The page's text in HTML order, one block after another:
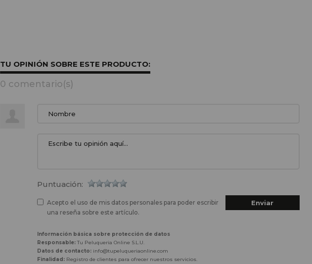
TU OPINIÓN SOBRE ESTE PRODUCTO:
0 comentario(s)
Puntuación:
Acepto el uso de mis datos personales para poder escribir
una reseña sobre este artículo.
Información básica sobre protección de datos
Responsable:Tu Peluqueria Online S.L.U.
Datos de contacto:info@tupeluqueriaonline.com
Finalidad:Registro de clientes para ofrecer nuestros servicios.